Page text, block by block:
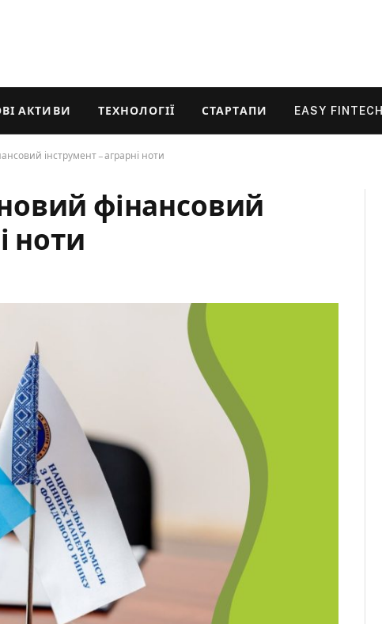
АКТИВИ ТЕХНОЛОГІЇ СТАРТАПИ EASY FINTECH
інструмент – аграрні ноти
фінансовий
ноти